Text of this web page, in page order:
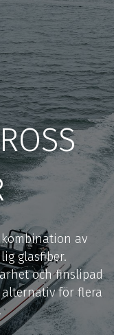
av
glasfiber.
och finslipad
för flera